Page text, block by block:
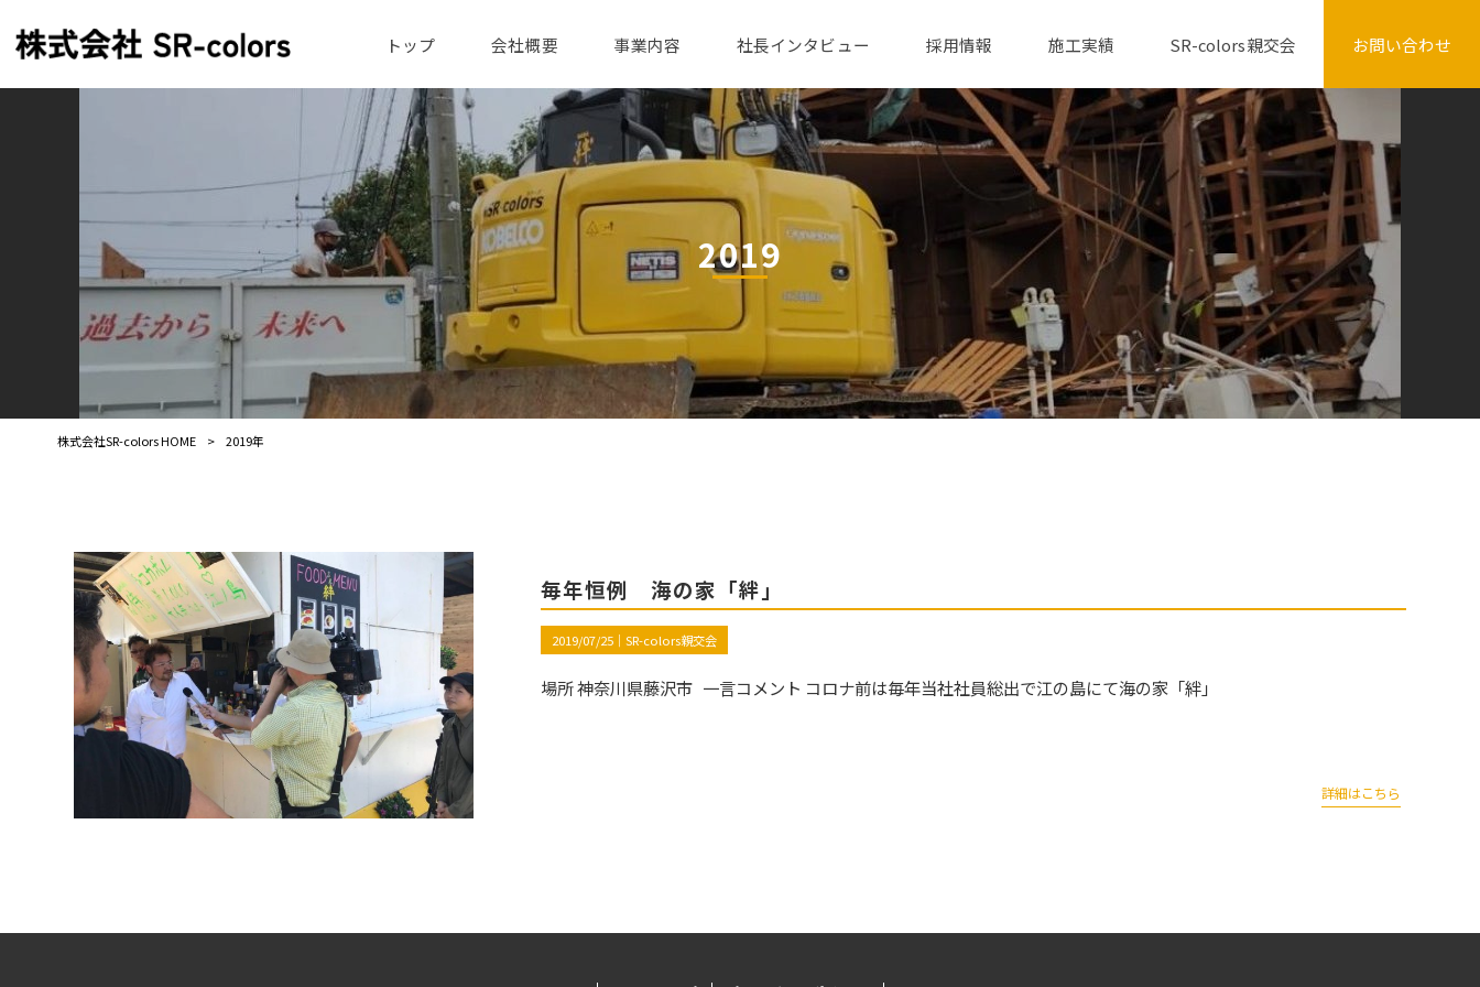
トップ 会社概要 事業内容 社長インタビュー 採用情報 施工実績 SR-colors親交会 お問い合わせ
2019
株式会社SR-colors HOME > 2019年
毎年恒例 海の家「絆」
2019/07/25｜ SR-colors親交会
場所 神奈川県藤沢市 一言コメント コロナ前は毎年当社社員総出で江の島にて海の家「絆」
詳細はこちら